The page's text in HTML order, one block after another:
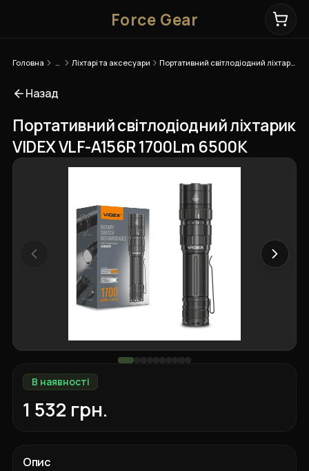
Force Gear
Головна Ліхтарі та аксесуари
Назад
Портативний світлодіодний ліхтарик
VIDEX VLF-A156R 1700Lm 6500K
В наявності
1 532 грн.
Опис